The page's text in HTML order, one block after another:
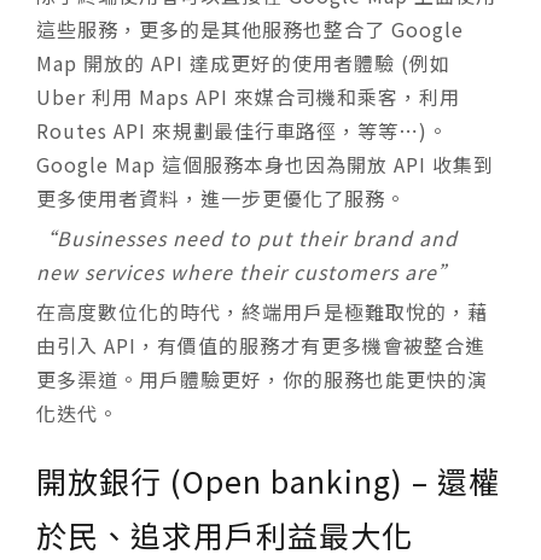
這些服務，更多的是其他服務也整合了 Google
Map 開放的 API 達成更好的使用者體驗 (例如
Uber 利用 Maps API 來媒合司機和乘客，利用
Routes API 來規劃最佳行車路徑，等等⋯)。
Google Map 這個服務本身也因為開放 API 收集到
更多使用者資料，進一步更優化了服務。
“Businesses need to put their brand and
new services where their customers are”
在高度數位化的時代，終端用戶是極難取悅的，藉
由引入 API，有價值的服務才有更多機會被整合進
更多渠道。用戶體驗更好，你的服務也能更快的演
化迭代。
開放銀行 (Open banking) – 還權
於民、追求用戶利益最大化